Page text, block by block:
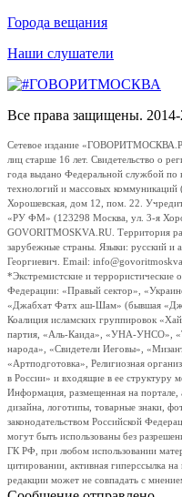
Города вещания
Наши слушатели
Все права защищены.
Сетевое издание
лиц старше 16 лет. Свидетельство о
года выдано Федеральной службой по
технологий и массовых
Хорошевская, дом 12, пом. 22.
«РУ ФМ» (123298 Москва, ул. 3-я
GOVORITMOSKVA.RU. Территория
зарубежные страны. Языки: русский и
Георгиевич. Email:
*Экстремистские и террористические
Федерации: «Правый сектор»,
«Джабхат Фатх аш-Шам» (бывшая
Коалиция исламских группировок
партия, «Аль-Каида», «УНА-УНСО»,
народа», «Свидетели Иеговы»,
«Артподготовка», Религиозная
в России» и входящие в ее структуру
Информация, размещенная на портале,
дизайна, логотипы, товарные знаки,
законодательством Российской
могут быть использованы без
ГК РФ, при любом использовании
цитировании, активная гиперссылка
редакции может не совпадать с